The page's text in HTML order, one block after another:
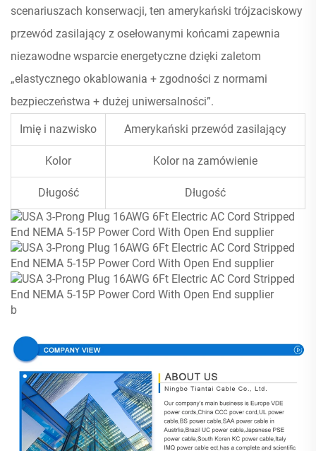
scenariuszach konserwacji, ten amerykański trójzaciskowy
przewód zasilający z osełowanymi końcami zapewnia
niezawodne wsparcie energetyczne dzięki zaletom
„elastycznego okablowania + zgodności z normami
bezpieczeństwa + dużej uniwersalności”.
Imię i nazwisko Amerykański przewód zasilający
Kolor Kolor na zamówienie
Długość Długość
b